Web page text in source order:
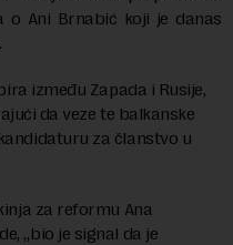
o Ani Brnabić koji je danas
između Zapada i Rusije,
da veze te balkanske
za članstvo u
za reformu Ana
„bio je signal da je